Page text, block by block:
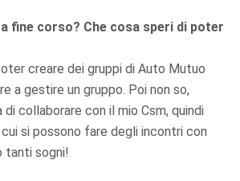
fine corso? Che cosa speri di poter
creare dei gruppi di Auto Mutuo
a gestire un gruppo. Poi non so,
collaborare con il mio Csm, quindi
si possono fare degli incontri con
tanti sogni!